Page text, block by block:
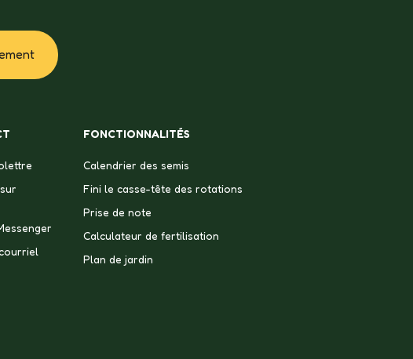
FONCTIONNALITÉS
Calendrier des semis
Fini le casse-tête des rotations
Prise de note
Calculateur de fertilisation
Plan de jardin